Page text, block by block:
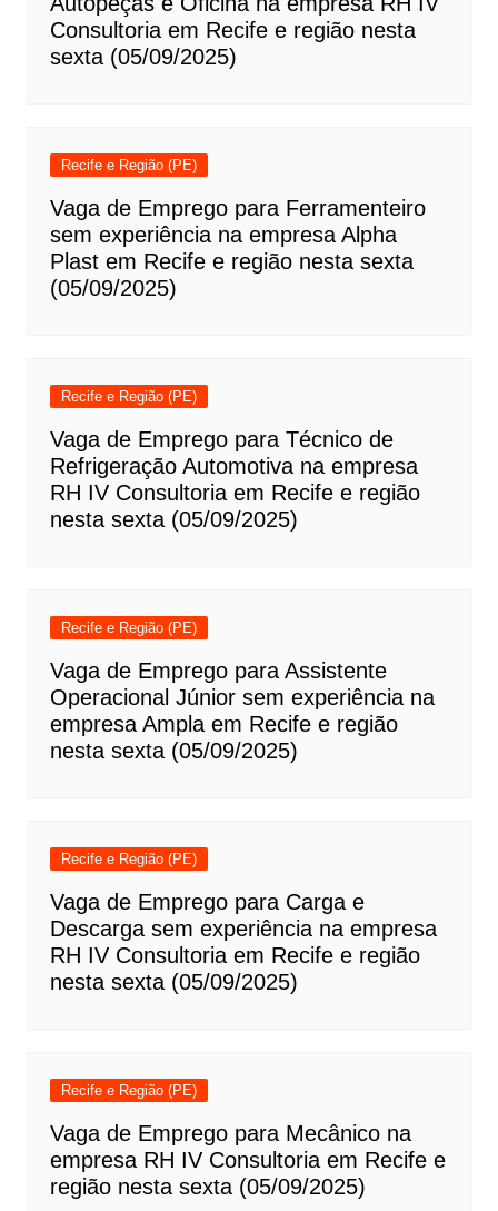
Consultoria em Recife e região nesta
sexta (05/09/2025)
Recife e Região (PE)
Vaga de Emprego para Ferramenteiro
sem experiência na empresa Alpha
Plast em Recife e região nesta sexta
(05/09/2025)
Recife e Região (PE)
Vaga de Emprego para Técnico de
Refrigeração Automotiva na empresa
RH IV Consultoria em Recife e região
nesta sexta (05/09/2025)
Recife e Região (PE)
Vaga de Emprego para Assistente
Operacional Júnior sem experiência na
empresa Ampla em Recife e região
nesta sexta (05/09/2025)
Recife e Região (PE)
Vaga de Emprego para Carga e
Descarga sem experiência na empresa
RH IV Consultoria em Recife e região
nesta sexta (05/09/2025)
Recife e Região (PE)
Vaga de Emprego para Mecânico na
empresa RH IV Consultoria em Recife e
região nesta sexta (05/09/2025)